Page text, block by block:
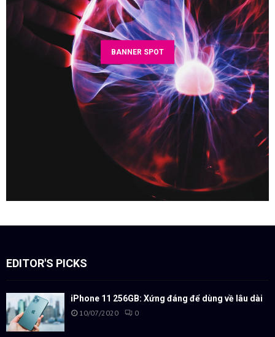
BANNER SPOT
EDITOR'S PICKS
iPhone 11 256GB: Xứng đáng để dùng về lâu dài
10/07/2020 0